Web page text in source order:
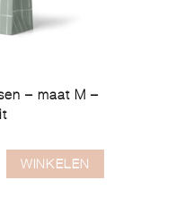
– maat M –
WINKELEN